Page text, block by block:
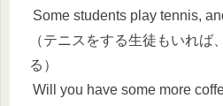
Some students play tennis,
（テニスをする生徒もいれば
る）
Will you have some more